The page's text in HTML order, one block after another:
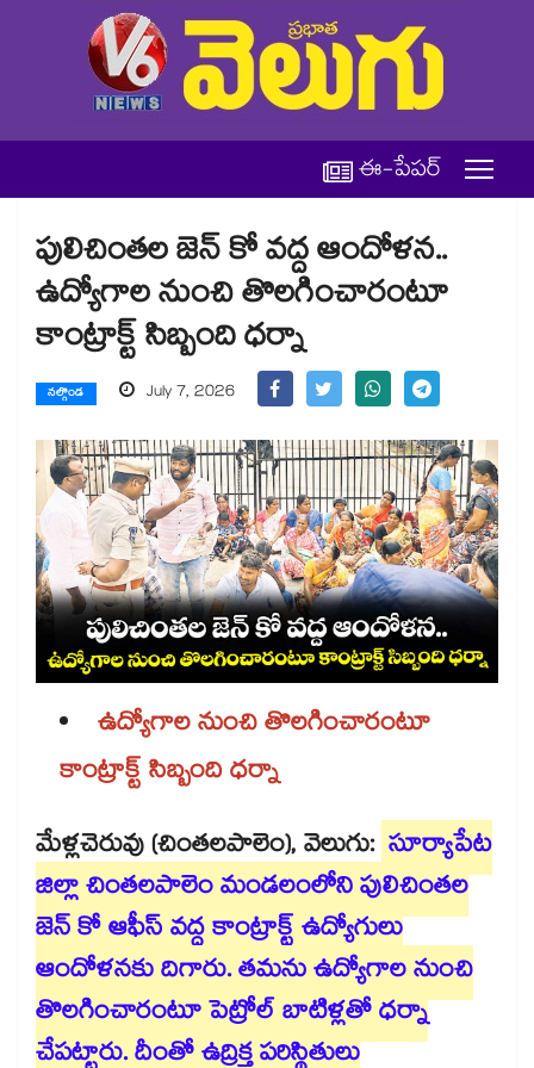
ఈ-పేపర్
పులిచింతల జెన్ కో వద్ద ఆందోళన..
ఉద్యోగాల నుంచి తొలగించారంటూ
కాంట్రాక్ట్ సిబ్బంది ధర్నా
నల్గొండ July 7, 2026
ఉద్యోగాల నుంచి తొలగించారంటూ
కాంట్రాక్ట్ సిబ్బంది ధర్నా
మేళ్లచెరువు (చింతలపాలెం), వెలుగు: సూర్యాపేట
జిల్లా చింతలపాలెం మండలంలోని పులిచింతల
జెన్ కో ఆఫీస్ వద్ద కాంట్రాక్ట్ ఉద్యోగులు
ఆందోళనకు దిగారు. తమను ఉద్యోగాల నుంచి
తొలగించారంటూ పెట్రోల్ బాటిళ్లతో ధర్నా
చేపట్టారు. దీంతో ఉద్రిక్త పరిస్థితులు